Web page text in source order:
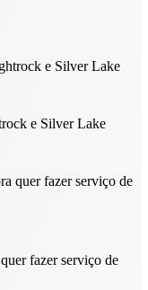
e Silver Lake
fazer serviço de